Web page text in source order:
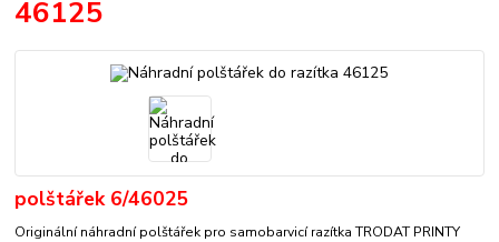
46125
polštářek 6/46025
Originální náhradní polštářek pro samobarvicí razítka TRODAT PRINTY